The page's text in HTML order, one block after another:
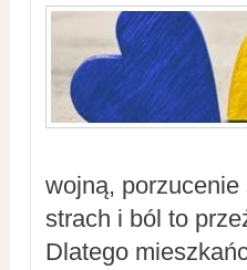
wojną, porzucenie
strach i ból to
Dlatego